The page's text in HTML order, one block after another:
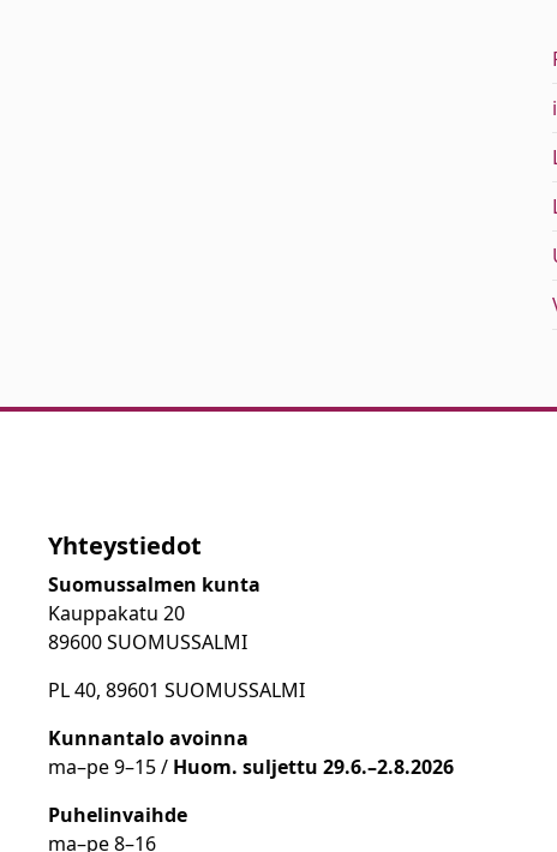
Yhteystiedot
Suomussalmen kunta
Kauppakatu 20
89600 SUOMUSSALMI
PL 40, 89601 SUOMUSSALMI
Kunnantalo avoinna
ma–pe 9–15 / Huom. suljettu 29.6.–2.8.2026
Puhelinvaihde
ma–pe 8–16